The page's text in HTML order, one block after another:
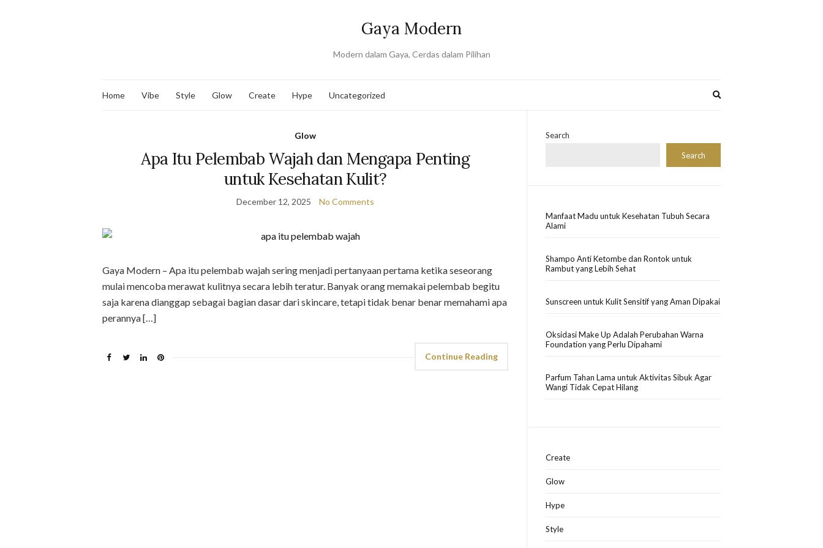
Gaya Modern
Modern dalam Gaya, Cerdas dalam Pilihan
Home Vibe Style Glow Create Hype Uncategorized
Glow
Apa Itu Pelembab Wajah dan Mengapa Penting
untuk Kesehatan Kulit?
December 12, 2025 No Comments
Gaya Modern – Apa itu pelembab wajah sering menjadi pertanyaan pertama ketika seseorang
mulai mencoba merawat kulitnya secara lebih teratur. Banyak orang memakai pelembab begitu
saja karena dianggap sebagai bagian dasar dari skincare, tetapi tidak benar benar memahami apa
perannya […]
Continue Reading
Search
Search
Manfaat Madu untuk Kesehatan Tubuh Secara
Alami
Shampo Anti Ketombe dan Rontok untuk
Rambut yang Lebih Sehat
Sunscreen untuk Kulit Sensitif yang Aman Dipakai
Oksidasi Make Up Adalah Perubahan Warna
Foundation yang Perlu Dipahami
Parfum Tahan Lama untuk Aktivitas Sibuk Agar
Wangi Tidak Cepat Hilang
Create
Glow
Hype
Style